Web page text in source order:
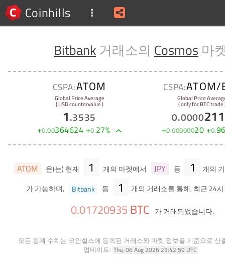
Coinhills
Bitbank 거래소의 Cosmos 마
CSPA:ATOM
Global Price Average
( USD countervalue )
1.3535
+0.00364624 +0.27%
CSPA:ATOM/
Global Price
( only for BTC trade
0.0000
+0.00000020 +0.
ATOM 은(는) 현재 1 개의 마켓에서 JPY 등 1
개의
가 가능하며,
Bitbank 등 1 개의 거래소를 통해, 최근 24
0.01720935 BTC 가 거래되었습니다.
모든 통계 수치는 코인힐스에 등록된 거래소와 마켓 정보를 기준으로 산
업데이트: Thu, 06 Aug 2026 23:42:59 UTC